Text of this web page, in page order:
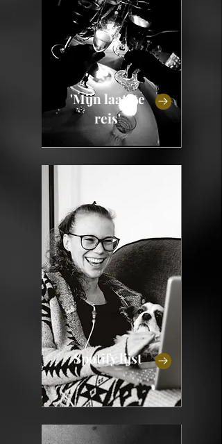
'Mijn laatste
reis'
Spotify lijst